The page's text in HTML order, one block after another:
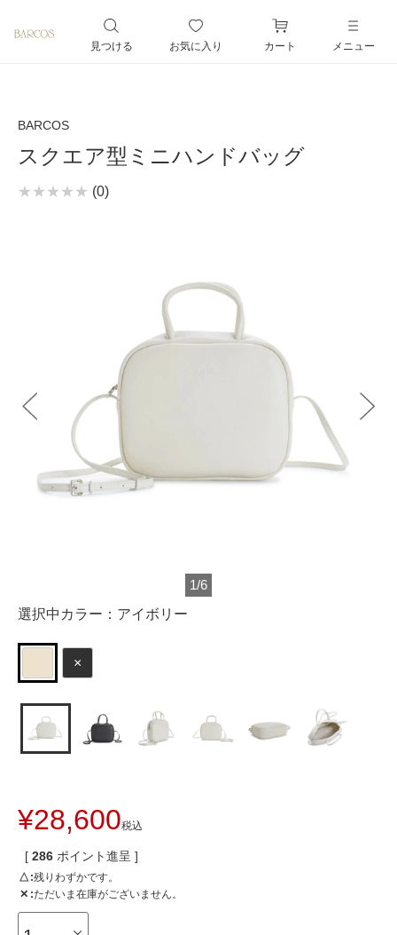
見つける お気に入り カート メニュー
BARCOS
スクエア型ミニハンドバッグ
(0)
1/6
選択中カラー： アイボリー
×
¥28,600税込
[ 286 ポイント進呈 ]
△ 残りわずかです。
✕ ただいま在庫がございません。